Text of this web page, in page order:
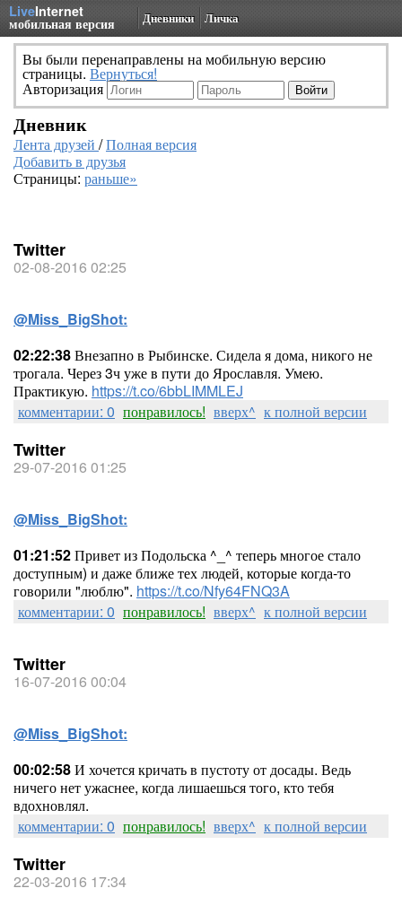
LiveInternet
мобильная версия Дневники Личка
Вы были перенаправлены на мобильную версию
страницы. Вернуться!
Авторизация
Дневник
Лента друзей /Полная версия
Добавить в друзья
Страницы: раньше»
Twitter
02-08-2016 02:25
@Miss_BigShot:
02:22:38Внезапно в Рыбинске. Сидела я дома, никого не
трогала. Через 3ч уже в пути до Ярославля. Умею.
Практикую. https://t.co/6bbLIMMLEJ
комментарии: 0 понравилось! вверх^ к полной версии
Twitter
29-07-2016 01:25
@Miss_BigShot:
01:21:52Привет из Подольска ^_^ теперь многое стало
доступным) и даже ближе тех людей, которые когда-то
говорили "люблю". https://t.co/Nfy64FNQ3A
комментарии: 0 понравилось! вверх^ к полной версии
Twitter
16-07-2016 00:04
@Miss_BigShot:
00:02:58И хочется кричать в пустоту от досады. Ведь
ничего нет ужаснее, когда лишаешься того, кто тебя
вдохновлял.
комментарии: 0 понравилось! вверх^ к полной версии
Twitter
22-03-2016 17:34